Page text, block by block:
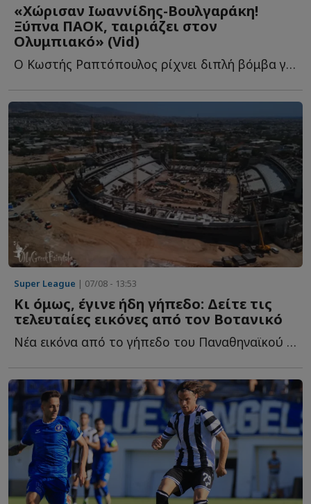
«Χώρισαν Ιωαννίδης-Βουλγαράκη!
Ξύπνα ΠΑΟΚ, ταιριάζει στον
Ολυμπιακό» (Vid)
Ο Κωστής Ραπτόπουλος ρίχνει διπλή βόμβα για τον Φώτη Ι...
Super League | 07/08 - 13:53
Κι όμως, έγινε ήδη γήπεδο: Δείτε τις
τελευταίες εικόνες από τον Βοτανικό
Νέα εικόνα από το γήπεδο του Παναθηναϊκού και τις εγκαταστάσεις τ...